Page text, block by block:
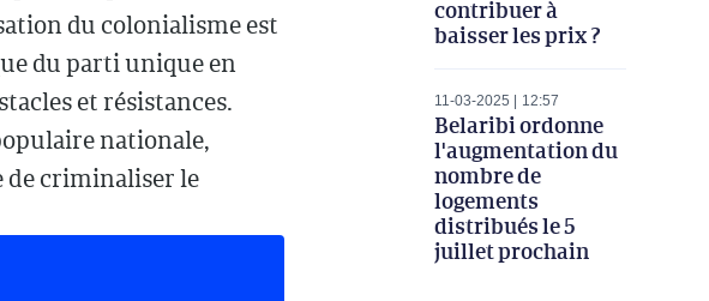
du colonialisme est
du parti unique en
et résistances.
nationale,
de criminaliser le
contribuer à
baisser les prix ?
11-03-2025 12:57
Belaribi ordonne
l'augmentation du
nombre de
logements
distribués le 5
juillet prochain